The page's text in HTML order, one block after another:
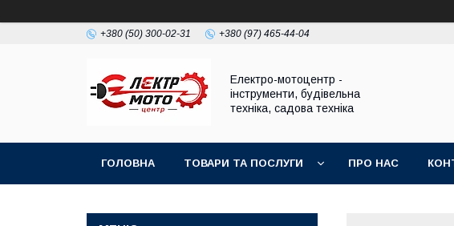
+380 (50) 300-02-31 +380 (97) 465-44-04
Електро-мотоцентр -
інструменти, будівельна
техніка, садова техніка
ГОЛОВНА ТОВАРИ ТА ПОСЛУГИ ПРО НАС